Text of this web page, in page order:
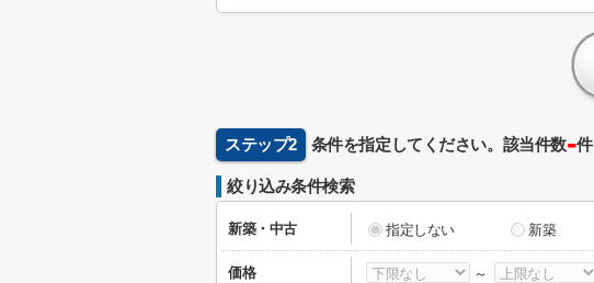
ステップ2 条件を指定してください。該当件数-件
絞り込み条件検索
新築・中古 指定しない 新築
価格 ～